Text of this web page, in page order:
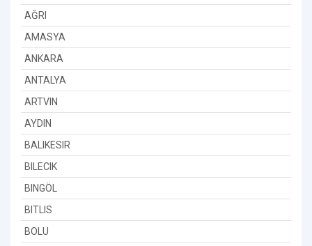
AĞRI
AMASYA
ANKARA
ANTALYA
ARTVIN
AYDIN
BALIKESIR
BILECIK
BINGÖL
BITLIS
BOLU